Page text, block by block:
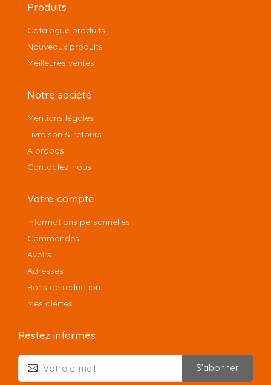
Produits
Catalogue produits
Nouveaux produits
Meilleures ventes
Notre société
Mentions légales
Livraison & retours
A propos
Contactez-nous
Votre compte
Informations personnelles
Commandes
Avoirs
Adresses
Bons de réduction
Mes alertes
Restez informés
S’abonner